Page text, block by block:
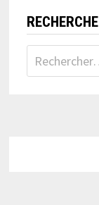
RECHERCHE
Rechercher :